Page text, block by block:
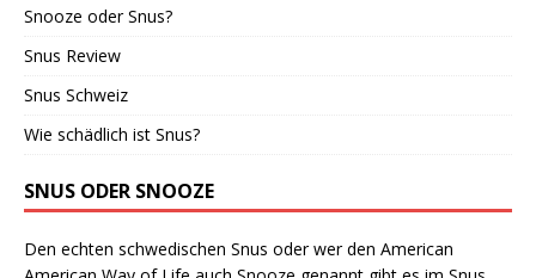
Snooze oder Snus?
Snus Review
Snus Schweiz
Wie schädlich ist Snus?
SNUS ODER SNOOZE
Den echten schwedischen Snus oder wer den American